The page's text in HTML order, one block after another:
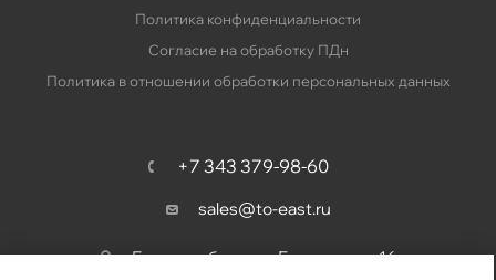
Политика конфиденциальности
Согласие на обработку ПДн
Политика в отношении обработки персональных данных
+7 343 379-98-60
sales@to-east.ru
Екатеринбург, ул. Барвинка, д. 16